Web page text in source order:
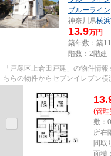
ブルーライン
神奈川県横
13.9万円
築年数：築
階数：2階建
「戸塚区上倉田戸建」の物件情
ちらの物件からセブンイレブン
(管
敷：
所在
間取
面積